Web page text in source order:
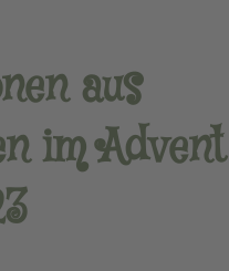
aus
im Advent